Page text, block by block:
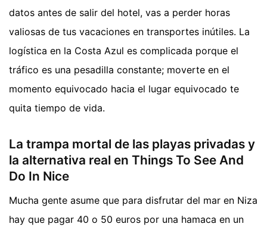
datos antes de salir del hotel, vas a perder horas
valiosas de tus vacaciones en transportes inútiles. La
logística en la Costa Azul es complicada porque el
tráfico es una pesadilla constante; moverte en el
momento equivocado hacia el lugar equivocado te
quita tiempo de vida.
La trampa mortal de las playas privadas y
la alternativa real en Things To See And
Do In Nice
Mucha gente asume que para disfrutar del mar en Niza
hay que pagar 40 o 50 euros por una hamaca en un